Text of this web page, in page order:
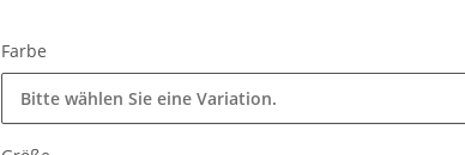
Farbe
Bitte wählen Sie eine Variation.